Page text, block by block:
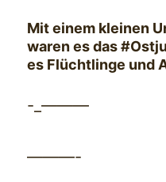
Mit einem kleinen
waren es das
es Flüchtlinge und
-_———
———-